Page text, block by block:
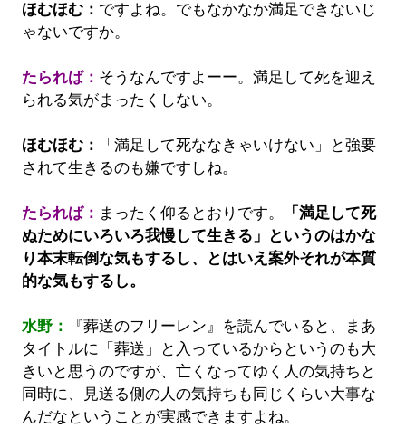
ほむほむ： ですよね。でもなかなか満足できないじ
ゃないですか。
たられば： そうなんですよーー。満足して死を迎え
られる気がまったくしない。
ほむほむ：
「満足して死ななきゃいけない」と強要
されて生きるのも嫌ですしね。
たられば： まったく仰るとおりです。
「満足して死
ぬためにいろいろ我慢して生きる」というのはかな
り本末転倒な気もするし、とはいえ案外それが本質
的な気もするし。
水野：
『葬送のフリーレン』を読んでいると、まあ
タイトルに「葬送」と入っているからというのも大
きいと思うのですが、亡くなってゆく人の気持ちと
同時に、見送る側の人の気持ちも同じくらい大事な
んだなということが実感できますよね。